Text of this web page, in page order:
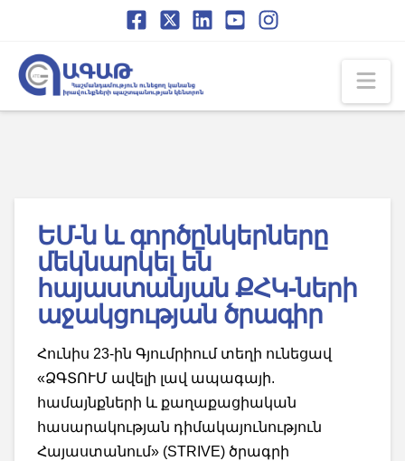
Content
navigation
ԵՄ-ն և գործընկերները
մեկնարկել են
հայաստանյան ՔՀԿ-ների
աջակցության ծրագիր
Հունիս 23-ին Գյումրիում տեղի ունեցավ
«ՁԳՏՈՒՄ ավելի լավ ապագայի.
համայնքների և քաղաքացիական
հասարակության դիմակայունություն
Հայաստանում» (STRIVE) ծրագրի